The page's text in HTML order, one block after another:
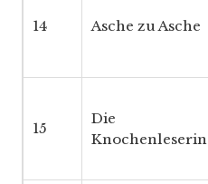
14 Asche zu Asche
15
Die
Knochenleserin